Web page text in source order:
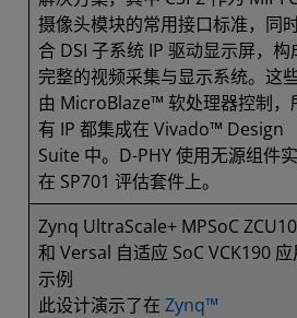
摄像头模块的常用接口标准，同
合 DSI 子系统 IP 驱动显示屏，构
完整的视频采集与显示系统。这
由 MicroBlaze™ 软处理器控制，
有 IP 都集成在 Vivado™ Design
Suite 中。D-PHY 使用无源组件
在 SP701 评估套件上。
Zynq UltraScale+ MPSoC
和 Versal 自适应 SoC VCK190 应
示例
此设计演示了在 Zynq™